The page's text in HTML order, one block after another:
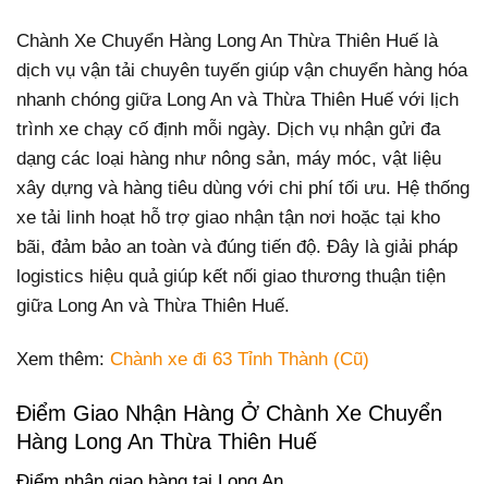
Chành Xe Chuyển Hàng Long An Thừa Thiên Huế là
dịch vụ vận tải chuyên tuyến giúp vận chuyển hàng hóa
nhanh chóng giữa Long An và Thừa Thiên Huế với lịch
trình xe chạy cố định mỗi ngày. Dịch vụ nhận gửi đa
dạng các loại hàng như nông sản, máy móc, vật liệu
xây dựng và hàng tiêu dùng với chi phí tối ưu. Hệ thống
xe tải linh hoạt hỗ trợ giao nhận tận nơi hoặc tại kho
bãi, đảm bảo an toàn và đúng tiến độ. Đây là giải pháp
logistics hiệu quả giúp kết nối giao thương thuận tiện
giữa Long An và Thừa Thiên Huế.
Xem thêm: Chành xe đi 63 Tỉnh Thành (Cũ)
Điểm Giao Nhận Hàng Ở Chành Xe Chuyển
Hàng Long An Thừa Thiên Huế